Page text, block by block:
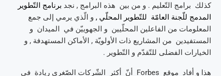
كذلك برامج التّعليم . و من بين هذه البرامج , نجد برنامج التّطوير
المدمج للّجنة العامّة للتّطوير المحلّي , و الّذي يرمي إلى جمع
المعلومات من الفاعلين المحلّيين و الجهوييّن في الميدان و
المستفيدين من المشاريع ذات الأولويّة , الأماكن المستهدفة , و
الخيارات الفضلى للتّقدّم و التّطوير .
هذا و أفاد موقع Forbes أنّ أكثر الشّركات الصّغرى ريادة في